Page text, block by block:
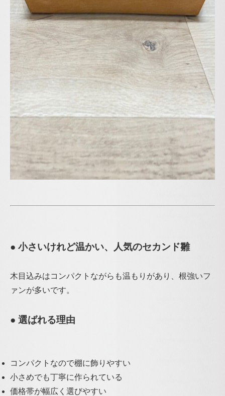
● 小さいけれど温かい、人気のセカンド雛
木目込みはコンパクトながらも温もりがあり、 根強いフ
ァンが多いです。
● 選ばれる理由
コンパクトなので棚に飾りやすい
小さめでも丁寧に作られている
価格帯が幅広く選びやすい